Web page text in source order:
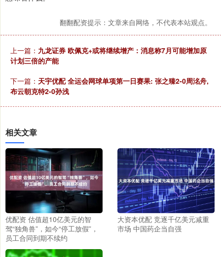
翻翻配资提示：文章来自网络，不代表本站观点。
上一篇： 九龙证券 欧佩克+或将继续增产：消息称7月可能增加原
计划三倍的产能
下一篇： 天宇优配 全运会网球单项第一日赛果: 张之臻2-0周洺舟,
布云朝克特2-0孙浅
相关文章
优配资 估值超10亿美元的智
驾“独角兽”，如今“停工放假”，
员工合同到期不续约
大资本优配 竞逐千亿美元减重
市场 中国药企当自强